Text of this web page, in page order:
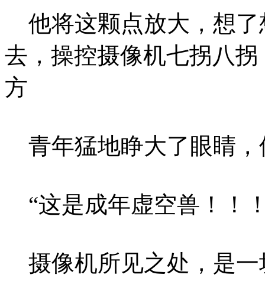
他将这颗点放大，想了
去，操控摄像机七拐八
方
青年猛地睁大了眼睛
“这是成年虚空兽！！
摄像机所见之处，是一